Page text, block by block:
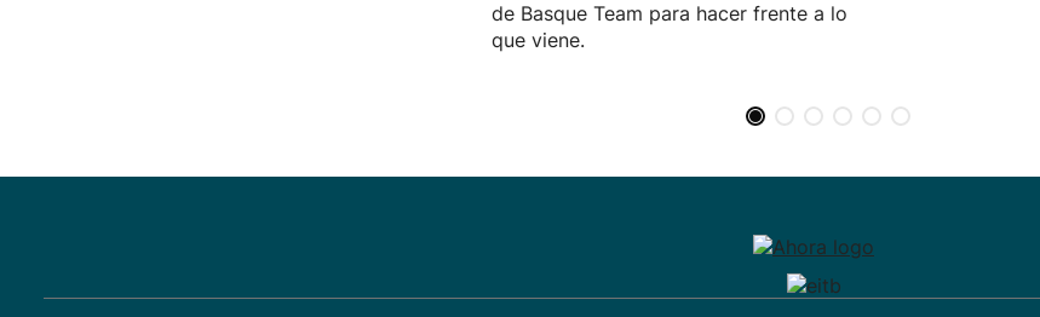
de Basque Team para hacer frente a lo
que viene.